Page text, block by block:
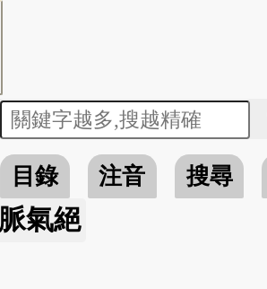
目錄 注音 搜尋
氣絕